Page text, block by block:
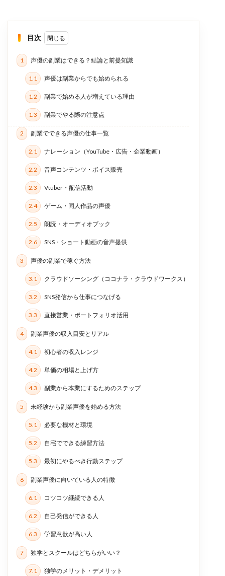
目次
1 声優の副業はできる？結論と前提知識
1.1 声優は副業からでも始められる
1.2 副業で始める人が増えている理由
1.3 副業でやる際の注意点
2 副業でできる声優の仕事一覧
2.1 ナレーション（YouTube・広告・企業動画）
2.2 音声コンテンツ・ボイス販売
2.3 Vtuber・配信活動
2.4 ゲーム・同人作品の声優
2.5 朗読・オーディオブック
2.6 SNS・ショート動画の音声提供
3 声優の副業で稼ぐ方法
3.1 クラウドソーシング（ココナラ・クラウドワークス）
3.2 SNS発信から仕事につなげる
3.3 直接営業・ポートフォリオ活用
4 副業声優の収入目安とリアル
4.1 初心者の収入レンジ
4.2 単価の相場と上げ方
4.3 副業から本業にするためのステップ
5 未経験から副業声優を始める方法
5.1 必要な機材と環境
5.2 自宅でできる練習方法
5.3 最初にやるべき行動ステップ
6 副業声優に向いている人の特徴
6.1 コツコツ継続できる人
6.2 自己発信ができる人
6.3 学習意欲が高い人
7 独学とスクールはどちらがいい？
7.1 独学のメリット・デメリット